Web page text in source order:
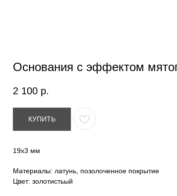
Основания с эффектом
2 100 р.
КУПИТЬ
19х3 мм
Материалы: латунь, позолоченное покрытие
Цвет: золотистьый